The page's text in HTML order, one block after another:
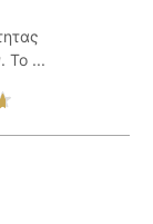
Το ...